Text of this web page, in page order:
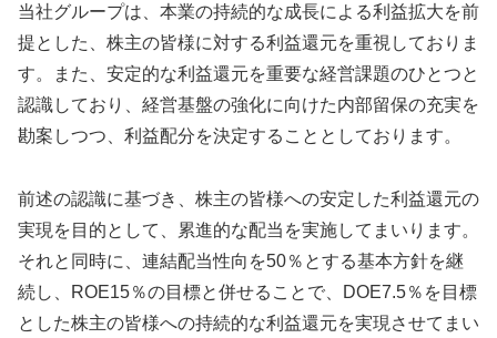
当社グループは、本業の持続的な成長による利益拡大を前
提とした、株主の皆様に対する利益還元を重視しておりま
す。また、安定的な利益還元を重要な経営課題のひとつと
認識しており、経営基盤の強化に向けた内部留保の充実を
勘案しつつ、利益配分を決定することとしております。
前述の認識に基づき、株主の皆様への安定した利益還元の
実現を目的として、累進的な配当を実施してまいります。
それと同時に、連結配当性向を50％とする基本方針を継
続し、ROE15％の目標と併せることで、DOE7.5％を目標
とした株主の皆様への持続的な利益還元を実現させてまい